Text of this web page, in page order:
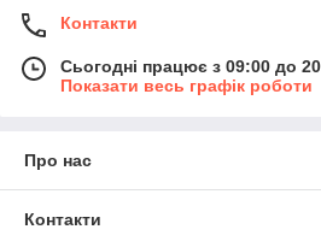
Контакти
Сьогодні працює з 09:00 до
Показати весь графік роботи
Про нас
Контакти